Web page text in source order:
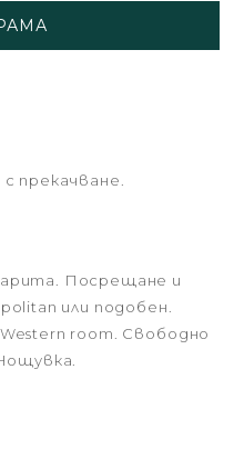
прекачване.
Посрещане и
или подобен.
room. Свободно